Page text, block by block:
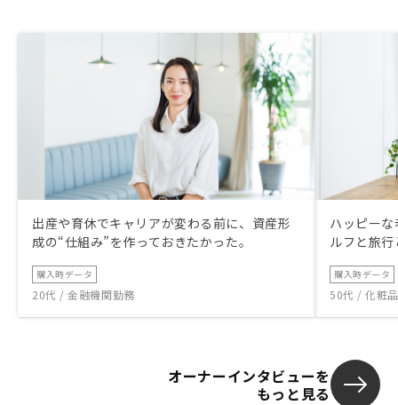
出産や育休でキャリアが変わる前に、資産形
成の“仕組み”を作っておきたかった。
購入時データ
20代 / 金融機関勤務
ハッピー
ルフと旅
購入時データ
50代 / 化粧
オーナーインタビューを
もっと見る